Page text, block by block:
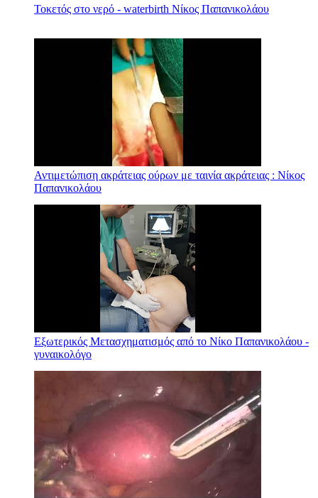
Τοκετός στο νερό - waterbirth Νίκος Παπανικολάου
Αντιμετώπιση ακράτειας ούρων με ταινία ακράτειας : Νίκος
Παπανικολάου
Εξωτερικός Μετασχηματισμός από το Νίκο Παπανικολάου -
γυναικολόγο